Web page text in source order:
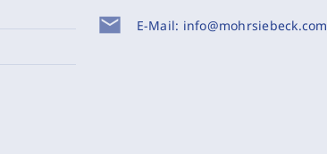
mail E-Mail: info@mohrsiebeck.com